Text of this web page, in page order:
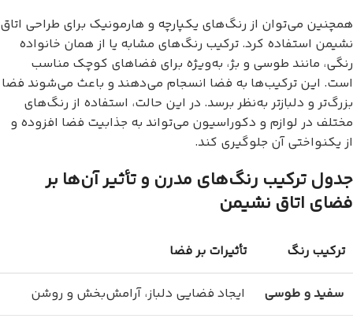
همچنین می‌توان از رنگ‌های یکپارچه و هارمونیک برای طراحی اتاق
نشیمن استفاده کرد. ترکیب رنگ‌های مشابه یا از همان خانواده
رنگی، مانند طوسی و بژ، به‌ویژه برای فضاهای کوچک مناسب
است. این ترکیب‌ها به فضا انسجام می‌دهند و باعث می‌شوند فضا
بزرگ‌تر و دلبازتر به‌نظر برسد. در این حالت، استفاده از رنگ‌های
مختلف در لوازم و دکوراسیون می‌تواند به جذابیت فضا افزوده و
از یکنواختی آن جلوگیری کند.
جدول ترکیب رنگ‌های مدرن و تأثیر آن‌ها بر
فضای اتاق نشیمن
ترکیب رنگ تأثیرات بر فضا
سفید و طوسی ایجاد فضایی دلباز، آرامش‌بخش و روشن